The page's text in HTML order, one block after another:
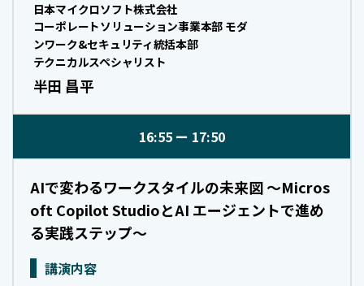
日本マイクロソフト株式会社
コーポレートソリューション事業本部 モダ
ンワーク&セキュリティ統括本部
テクニカルスペシャリスト
半田 昌平
16:55 17:50
AIで変わるワークスタイルの未来図 ～Micros
oft Copilot StudioとAI エージェントで進め
る実践ステップ～
講演内容